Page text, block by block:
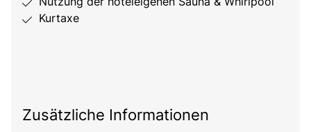
Kurtaxe
Zusätzliche Informationen